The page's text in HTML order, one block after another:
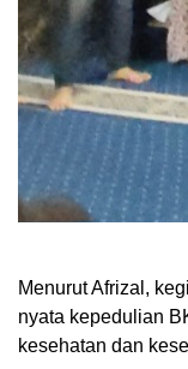
Menurut Afrizal,
nyata kepedulian
kesehatan dan